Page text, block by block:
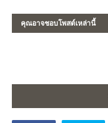
คุณอาจชอบโพสต์เหล่านี้